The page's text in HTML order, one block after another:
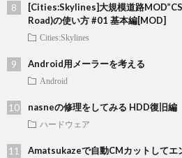
[Cities:Skylines]大規模道路
Road)の使い方 #01 基本編[MOD]
Cities:Skylines
Android用メーラーを考える
Android
nasneの修理をしてみる HDD復旧編
ハードウェア
Amatsukazeで自動CMカットしてエ